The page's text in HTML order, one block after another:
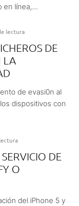
en línea,...
lectura
DE
LA
de evasi0n al
dispositivos con
DE
O
del iPhone 5 y